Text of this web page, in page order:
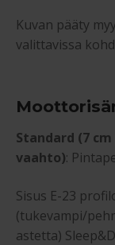
Kuvan pääty
valittavissa
Standard (7
vaahto):
Sisus E-23
(tukevampi/
astetta)